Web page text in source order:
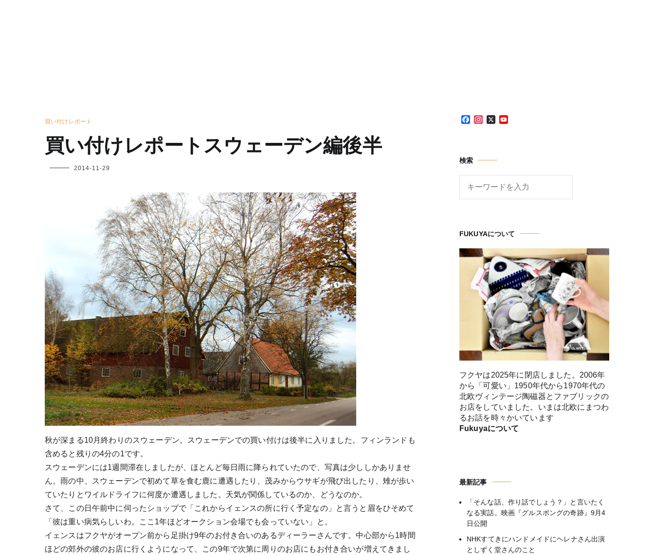
買い付けレポート
買い付けレポートスウェーデン編後半
フ
2014-11-29
秋が深まる10月終わりのスウェーデン。スウェーデンでの買い付けは後半に入りました。フィンランドも
含めると残りの4分の1です。
スウェーデンには1週間滞在しましたが、ほとんど毎日雨に降られていたので、写真は少ししかありませ
ん。雨の中、スウェーデンで初めて草を食む鹿に遭遇したり、茂みからウサギが飛び出したり、雉が歩い
ていたりとワイルドライフに何度か遭遇しました。天気が関係しているのか、どうなのか。
さて、この日午前中に伺ったショップで「これからイェンスの所に行く予定なの」と言うと眉をひそめて
「彼は重い病気らしいわ。ここ1年ほどオークション会場でも会っていない」と。
イェンスはフクヤがオープン前から足掛け9年のお付き合いのあるディーラーさんです。中心部から1時間
ほどの郊外の彼のお店に行くようになって、この9年で次第に周りのお店にもお付き合いが増えてきまし
Facebook
Instagram
X
検索
FUKUYAについて
フクヤは2025年に閉店しました。2006年
から「可愛い」1950年代から1970年代の
北欧ヴィンテージ陶磁器とファブリックの
お店をしていました。いまは北欧にまつわ
るお話を時々かいています
Fukuyaについて
最新記事
「そんな話、作り話でしょう？」と言いたく
なる実話。映画『グルスポングの奇跡』9月4
日公開
NHKすてきにハンドメイドにヘレナさん出演
としずく堂さんのこと